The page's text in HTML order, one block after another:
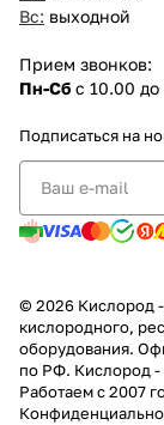
Вс: выходной
Прием звонков:
Пн-Сб с 10.00
Подписаться на
© 2026 Кислород
кислородного,
оборудования.
по РФ. Кислород -
Работаем с 2007